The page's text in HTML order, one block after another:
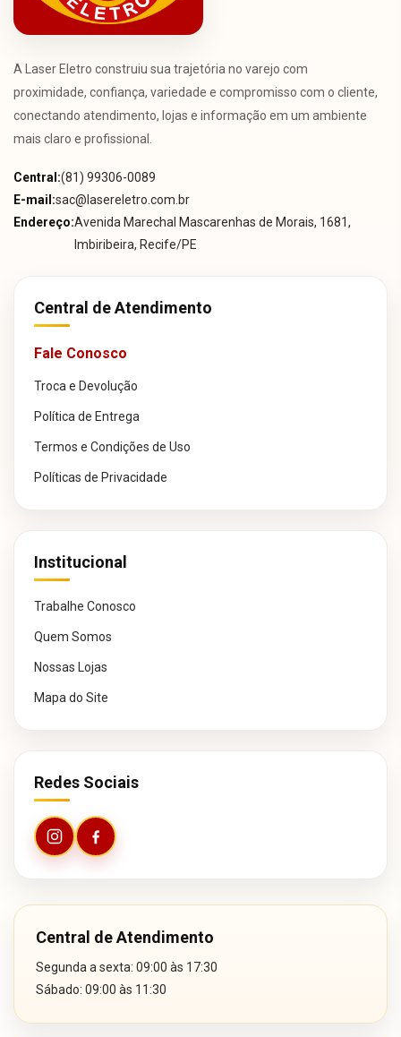
A Laser Eletro construiu sua trajetória no varejo com
proximidade, confiança, variedade e compromisso com o cliente,
conectando atendimento, lojas e informação em um ambiente
mais claro e profissional.
Central:(81) 99306-0089
E-mail:sac@lasereletro.com.br
Endereço:Avenida Marechal Mascarenhas de Morais, 1681,
Imbiribeira, Recife/PE
Central de Atendimento
Fale Conosco
Troca e Devolução
Política de Entrega
Termos e Condições de Uso
Políticas de Privacidade
Institucional
Trabalhe Conosco
Quem Somos
Nossas Lojas
Mapa do Site
Redes Sociais
Central de Atendimento
Segunda a sexta: 09:00 às 17:30
Sábado: 09:00 às 11:30